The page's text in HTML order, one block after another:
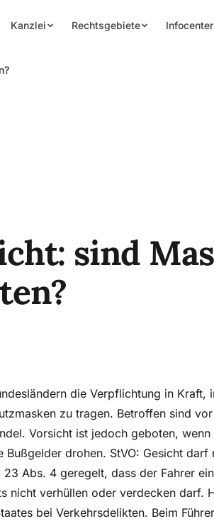
Kanzlei Rechtsgebiete Infocenter
sind
die Verpflichtung in Kraft,
zu tragen. Betroffen sind
Vorsicht ist jedoch geboten,
drohen. StVO: Gesicht
Abs. 4 geregelt, dass der Fahrer
nicht verhüllen oder verdecken darf.
bei Verkehrsdelikten. Beim